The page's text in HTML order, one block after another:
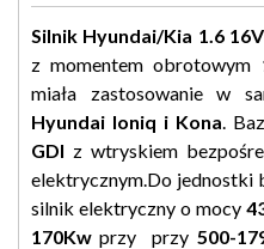
Silnik Hyundai/Kia 1.6
z momentem obrotowym
miała zastosowanie w
Hyundai Ioniq i Kona.
GDI z wtryskiem
elektrycznym.Do jednostki
silnik elektryczny o mocy
170Kw przy przy 500-